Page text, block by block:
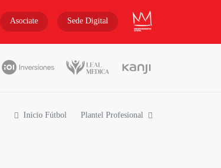
INDEPENDIENTE
Asociate Sede Digital
Plantel Profesional
Inicio Fútbol